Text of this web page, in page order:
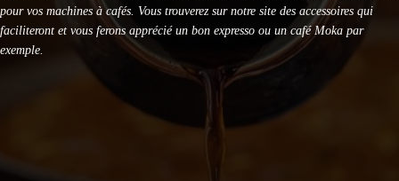
pour vos machines à cafés. Vous trouverez sur notre site des accessoires qui
faciliteront et vous ferons apprécié un bon expresso ou un café Moka par
exemple.
DERNIERS ARTICLES
Le café est-il bon pour la santé ? La science répond